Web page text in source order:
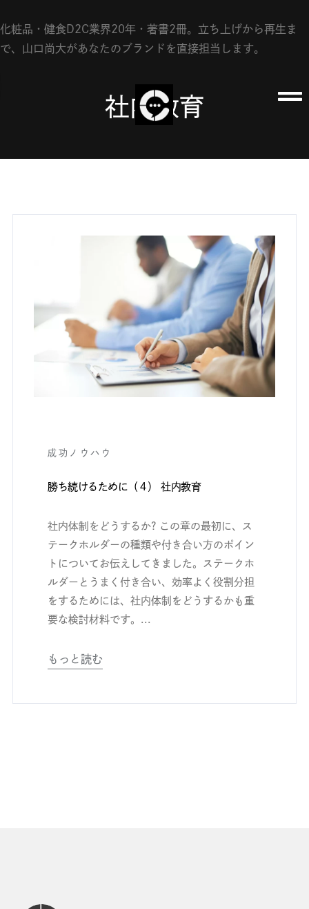
会社概要
FAQ
資料請求
お問い合わせ
化粧品・健食D2C業界20年・著書2冊。立ち上げから再生ま
で、山口尚大があなたのブランドを直接担当します。
社内教育
成功ノウハウ
勝ち続けるために（４） 社内教育
社内体制をどうするか? この章の最初に、ス
テークホルダーの種類や付き合い方のポイン
トについてお伝えしてきました。ステークホ
ルダーとうまく付き合い、効率よく役割分担
をするためには、社内体制をどうするかも重
要な検討材料です。...
もっと読む